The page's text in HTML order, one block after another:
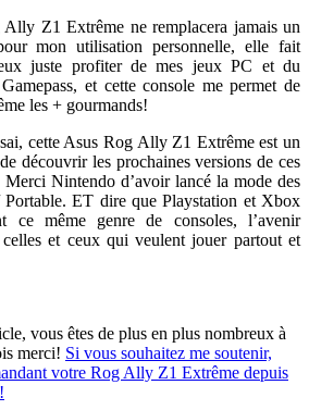
Z1 Extrême ne remplacera jamais un
mon utilisation personnelle, elle fait
juste profiter de mes jeux PC et du
et cette console me permet de
les + gourmands!
cette Asus Rog Ally Z1 Extrême est un
découvrir les prochaines versions de ces
Nintendo d’avoir lancé la mode des
Portable. ET dire que Playstation et Xbox
ce même genre de consoles, l’avenir
celles et ceux qui veulent jouer partout et
vous êtes de plus en plus nombreux à
merci! Si vous souhaitez me soutenir,
votre Rog Ally Z1 Extrême depuis